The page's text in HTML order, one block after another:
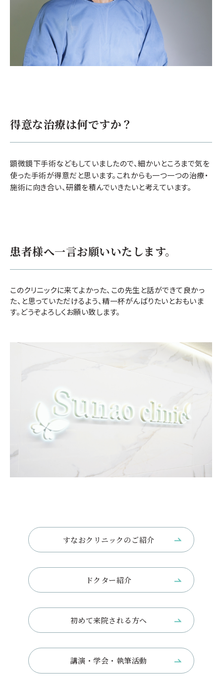
得意な治療は何ですか？
顕微鏡下手術などもしていましたので、細かいところまで気を
使った手術が得意だと思います。これからも一つ一つの治療・
施術に向き合い、研鑽を積んでいきたいと考えています。
患者様へ一言お願いいたします。
このクリニックに来てよかった、この先生と話ができて良かっ
た、と思っていただけるよう、精一杯がんばりたいとおもいま
す。どうぞよろしくお願い致します。
すなおクリニックのご紹介
ドクター紹介
初めて来院される方へ
講演・学会・執筆活動